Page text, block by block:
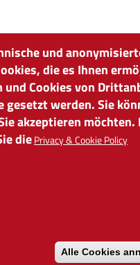
und
die es Ihnen
Cookies von
gesetzt werden. Sie
akzeptieren möchten.
diePrivacy & Cookie Policy
Alle Cookies